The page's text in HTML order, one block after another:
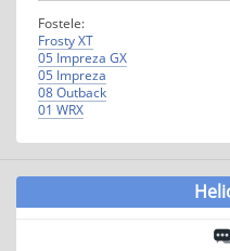
Fostele:
Frosty XT
05 Impreza GX
05 Impreza
08 Outback
01 WRX